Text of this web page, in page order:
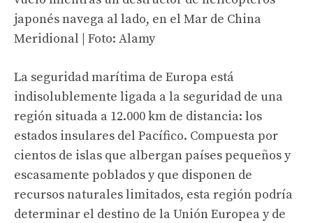
japonés navega al lado, en el Mar de China
Meridional | Foto: Alamy
La seguridad marítima de Europa está
indisolublemente ligada a la seguridad de una
región situada a 12.000 km de distancia: los
estados insulares del Pacífico. Compuesta por
cientos de islas que albergan países pequeños y
escasamente poblados y que disponen de
recursos naturales limitados, esta región podría
determinar el destino de la Unión Europea y de